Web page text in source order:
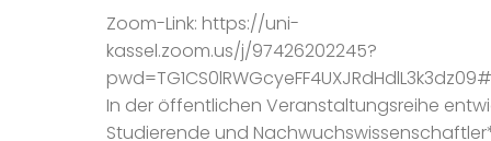
Zoom-Link: https://uni-
kassel.zoom.us/j/97426202245?
In der öffentlichen Veranstaltungsreihe
Studierende und